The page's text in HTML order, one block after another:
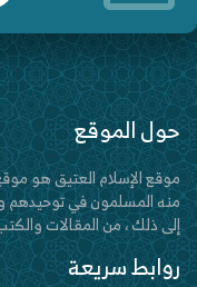
حول الموقع
موقع الإسلام العتيق هو
منه المسلمون في توحيدهم
إلى ذلك ، من المقالات
روابط سريعة